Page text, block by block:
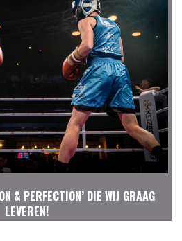
& PERFECTION’ DIE WIJ GRAAG
LEVEREN!